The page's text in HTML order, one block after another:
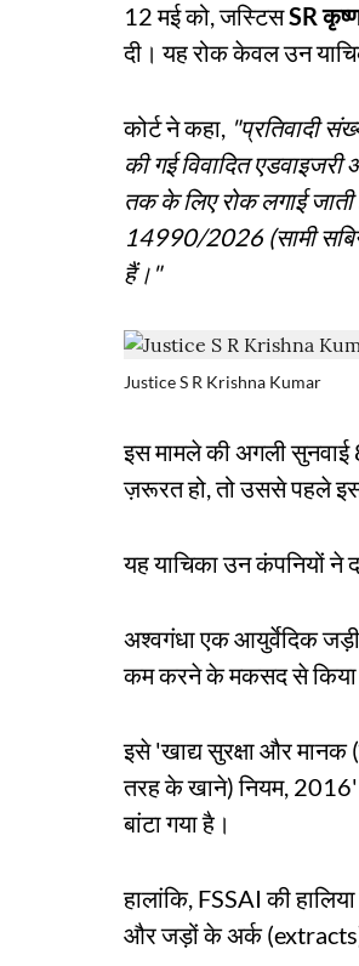
12 मई को, जस्टिसSR
दी। यह रोक केवल उन
कोर्ट ने कहा, "प्रतिवादी
की गई विवादित
तक के लिए रोक लगाई
14990/2026 (सामी
हैं।"
Justice S R Krishna Kumar
इस मामले की अगली
ज़रूरत हो, तो उससे पहले
यह याचिका उन कंपनियों ने
अश्वगंधा एक आयुर्वेदिक
कम करने के मकसद से किया
इसे 'खाद्य सुरक्षा और
तरह के खाने) नियम,
बांटा गया है।
हालांकि, FSSAI की
और जड़ों के अर्क